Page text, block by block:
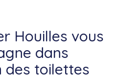
Houilles vous
dans
des toilettes